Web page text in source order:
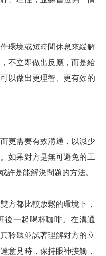
環境或短時間休息來緩解
不立即做出反應，而是給
以做出更理智、更有效的
更需要有效溝通，以減少
如果對方是無可避免的工
許是能解決問題的方法。
方都比較放鬆的環境下，
後一起喝杯咖啡。在溝通
聆聽並試著理解對方的立
意見時，保持眼神接觸，